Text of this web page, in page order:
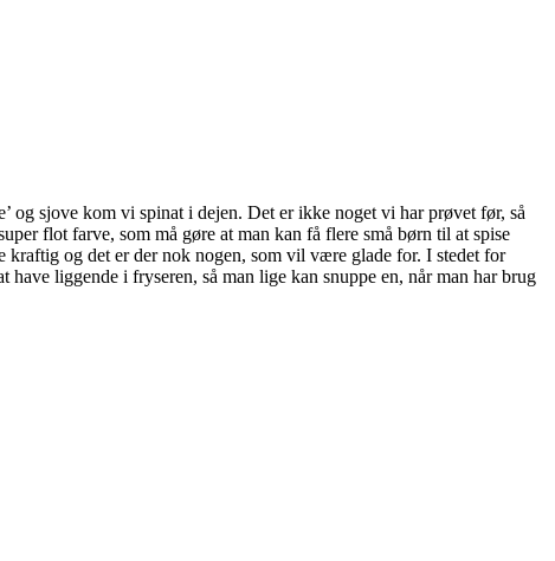
og sjove kom vi spinat i dejen. Det er ikke noget vi har prøvet før, så
flot farve, som må gøre at man kan få flere små børn til at spise
kraftig og det er der nok nogen, som vil være glade for. I stedet for
liggende i fryseren, så man lige kan snuppe en, når man har brug